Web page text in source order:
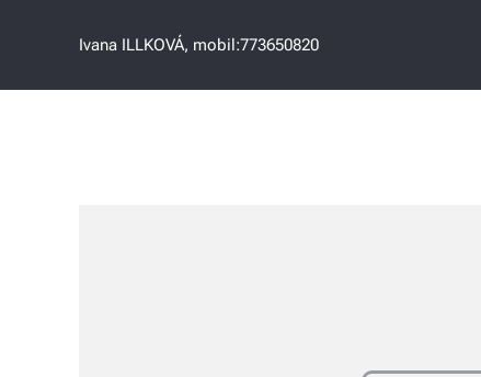
Ivana ILLKOVÁ, mobil:773650820